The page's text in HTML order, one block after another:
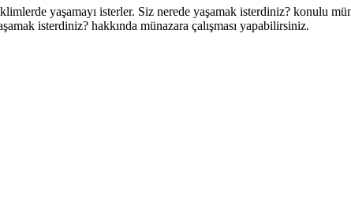
yaşamayı isterler. Siz nerede yaşamak isterdiniz? konulu
isterdiniz? hakkında münazara çalışması yapabilirsiniz.